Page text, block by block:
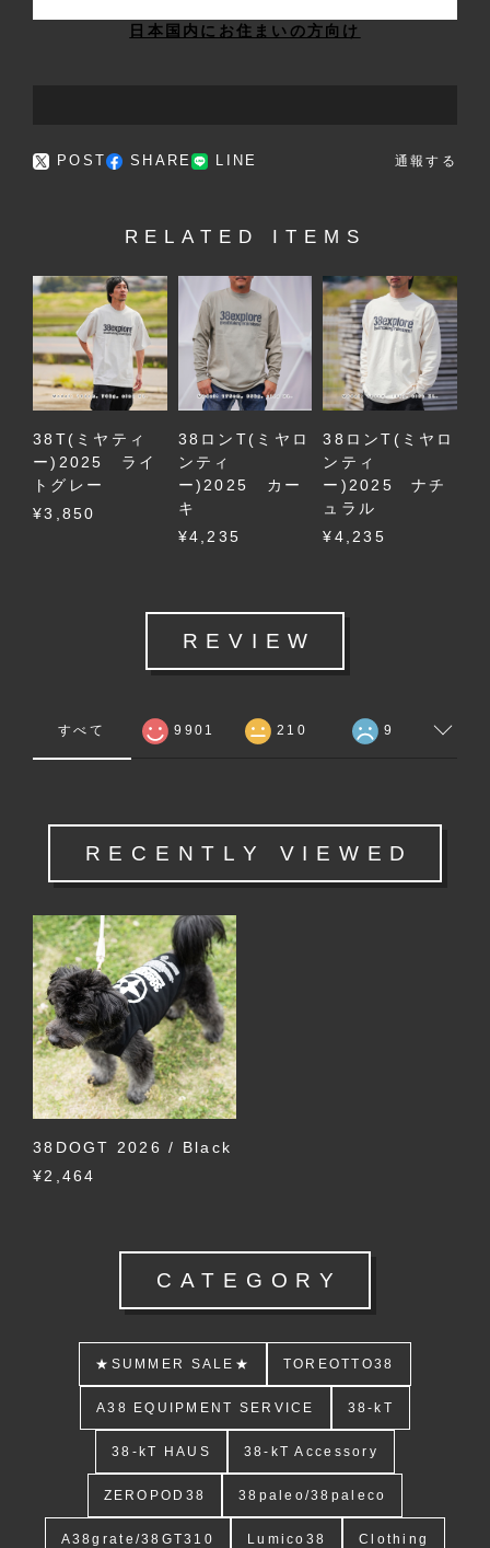
日本国内にお住まいの方向け
POST SHARE LINE 通報する
RELATED ITEMS
38T(ミヤティ
ー)2025 ライ
トグレー
¥3,850
38ロンT(ミヤロ
ンティ
ー)2025 カー
キ
¥4,235
38ロンT(ミヤロ
ンティ
ー)2025 ナチ
ュラル
¥4,235
REVIEW
すべて 9901 210 9
RECENTLY VIEWED
38DOGT 2026 / Black
¥2,464
CATEGORY
★SUMMER SALE★ TOREOTTO38
A38 EQUIPMENT SERVICE 38-kT
38-kT HAUS 38-kT Accessory
ZEROPOD38 38paleo/38paleco
A38grate/38GT310 Lumico38 Clothing